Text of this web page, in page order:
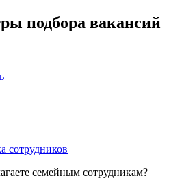
подбора вакансий
сотрудников
семейным сотрудникам?